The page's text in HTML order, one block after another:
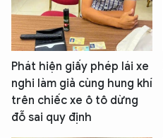
Phát hiện giấy phép lái xe
nghi làm giả cùng hung khí
trên chiếc xe ô tô dừng
đỗ sai quy định